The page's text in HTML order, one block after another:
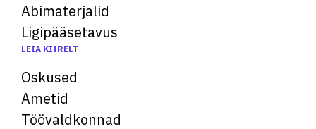
Abimaterjalid
Ligipääsetavus
LEIA KIIRELT
Oskused
Ametid
Töövaldkonnad